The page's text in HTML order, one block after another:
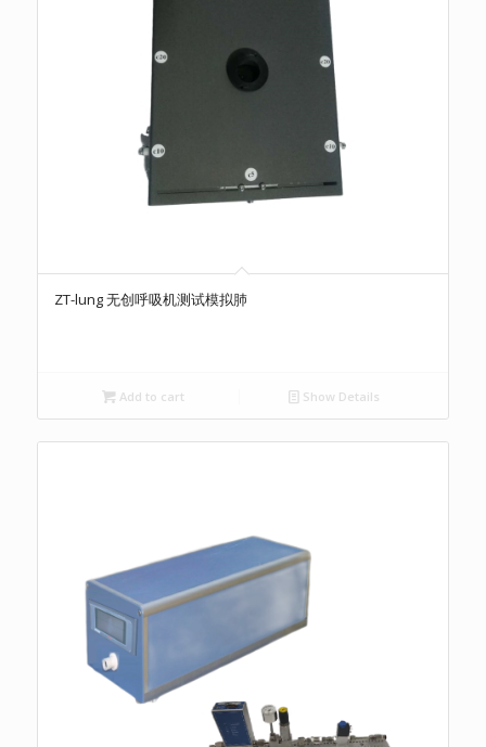
ZT-lung 无创呼吸机测试模拟肺
Add to cart Show Details